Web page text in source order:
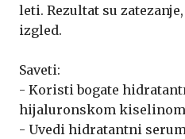
leti. Rezultat su
izgled.
Saveti:
- Koristi bogate
hijaluronskom
- Uvedi hidratantni